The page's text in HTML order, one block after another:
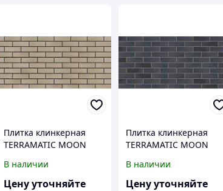
Плитка клинкерная
TERRAMATIC MOON
240мм*71мм*14мм,
серо-бежевая, луна.
В наличии
Цену уточняйте
Плитка клинкерная
TERRAMATIC MOON
240мм*71мм*14мм,
черная, луна.
В наличии
Цену уточняйте